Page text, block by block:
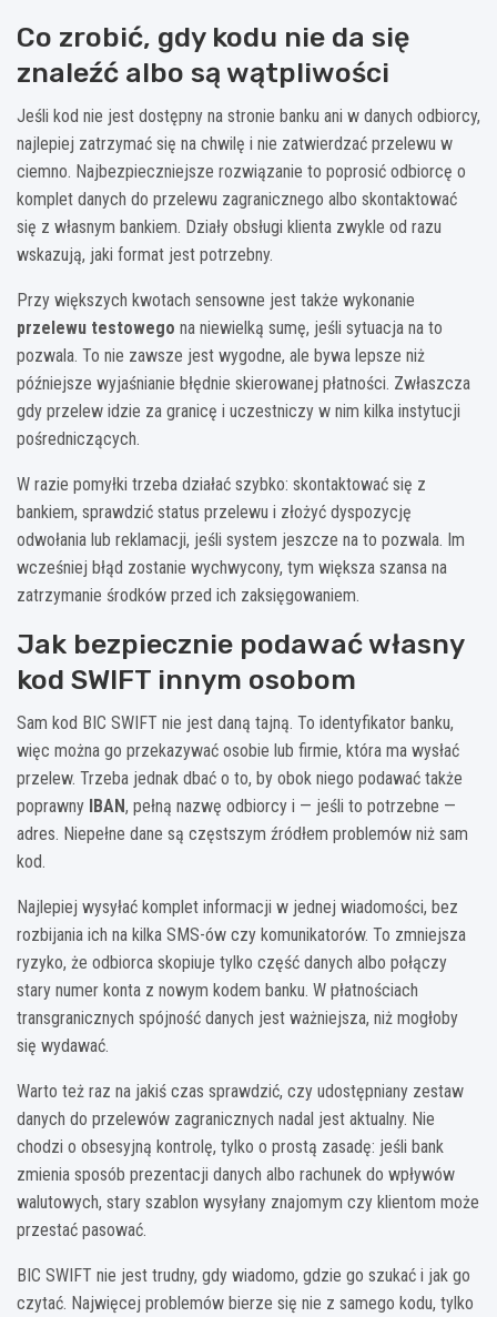
Co zrobić, gdy kodu nie da się
znaleźć albo są wątpliwości
Jeśli kod nie jest dostępny na stronie banku ani w danych odbiorcy,
najlepiej zatrzymać się na chwilę i nie zatwierdzać przelewu w
ciemno. Najbezpieczniejsze rozwiązanie to poprosić odbiorcę o
komplet danych do przelewu zagranicznego albo skontaktować
się z własnym bankiem. Działy obsługi klienta zwykle od razu
wskazują, jaki format jest potrzebny.
Przy większych kwotach sensowne jest także wykonanie
przelewu testowego na niewielką sumę, jeśli sytuacja na to
pozwala. To nie zawsze jest wygodne, ale bywa lepsze niż
późniejsze wyjaśnianie błędnie skierowanej płatności. Zwłaszcza
gdy przelew idzie za granicę i uczestniczy w nim kilka instytucji
pośredniczących.
W razie pomyłki trzeba działać szybko: skontaktować się z
bankiem, sprawdzić status przelewu i złożyć dyspozycję
odwołania lub reklamacji, jeśli system jeszcze na to pozwala. Im
wcześniej błąd zostanie wychwycony, tym większa szansa na
zatrzymanie środków przed ich zaksięgowaniem.
Jak bezpiecznie podawać własny
kod SWIFT innym osobom
Sam kod BIC SWIFT nie jest daną tajną. To identyfikator banku,
więc można go przekazywać osobie lub firmie, która ma wysłać
przelew. Trzeba jednak dbać o to, by obok niego podawać także
poprawny IBAN, pełną nazwę odbiorcy i — jeśli to potrzebne —
adres. Niepełne dane są częstszym źródłem problemów niż sam
kod.
Najlepiej wysyłać komplet informacji w jednej wiadomości, bez
rozbijania ich na kilka SMS-ów czy komunikatorów. To zmniejsza
ryzyko, że odbiorca skopiuje tylko część danych albo połączy
stary numer konta z nowym kodem banku. W płatnościach
transgranicznych spójność danych jest ważniejsza, niż mogłoby
się wydawać.
Warto też raz na jakiś czas sprawdzić, czy udostępniany zestaw
danych do przelewów zagranicznych nadal jest aktualny. Nie
chodzi o obsesyjną kontrolę, tylko o prostą zasadę: jeśli bank
zmienia sposób prezentacji danych albo rachunek do wpływów
walutowych, stary szablon wysyłany znajomym czy klientom może
przestać pasować.
BIC SWIFT nie jest trudny, gdy wiadomo, gdzie go szukać i jak go
czytać. Najwięcej problemów bierze się nie z samego kodu, tylko